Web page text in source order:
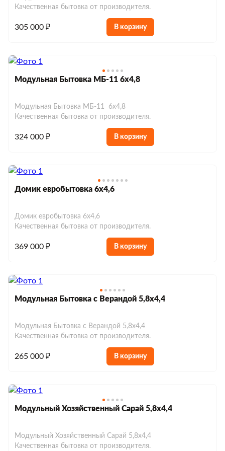
Хозблоки до 150 000 р.
Евробытовки из сэндвич-панелей
Качественная бытовка от производителя.
305 000 ₽ В корзину
Модульная Бытовка МБ-11 6х4,8
Модульная Бытовка МБ-11 6х4,8
Качественная бытовка от производителя.
324 000 ₽ В корзину
Домик евробытовка 6х4,6
Домик евробытовка 6х4,6
Качественная бытовка от производителя.
369 000 ₽ В корзину
Модульная Бытовка с Верандой 5,8х4,4
Модульная Бытовка с Верандой 5,8х4,4
Качественная бытовка от производителя.
265 000 ₽ В корзину
Модульный Хозяйственный Сарай 5,8х4,4
Модульный Хозяйственный Сарай 5,8х4,4
Качественная бытовка от производителя.